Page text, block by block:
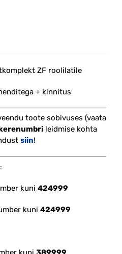
ZF roolilatile
+ kinnitus
toote sobivuses (vaata
leidmise kohta
siin!
kuni 424999
kuni 424999